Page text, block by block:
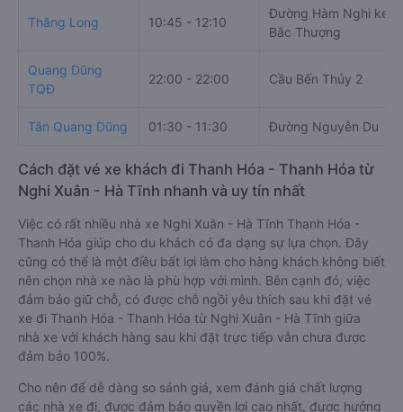
Giờ
Thăng Long 10:45 - 12:10
Đường Hàm Nghi kéo
Bắc Thượng
Quang Dũng
TQĐ
22:00 - 22:00 Cầu Bến Thủy 2
Tân Quang Dũng
Cách đặt vé xe khách đi Thanh Hóa - Thanh Hóa từ